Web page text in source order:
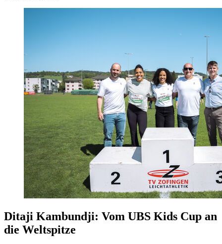
Ditaji Kambundji: Vom UBS Kids Cup an
die Weltspitze